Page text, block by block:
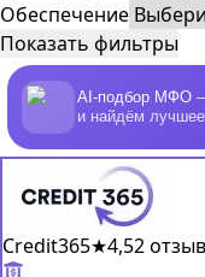
Обеспечение
Показать фильтры
AI-подбор МФО
и найдём лучшее
Credit365★4,52